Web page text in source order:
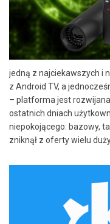
jedną z najciekawszych i
z Android TV, a
– platforma jest
ostatnich dniach
niepokojącego: bazowy,
zniknął z oferty wielu